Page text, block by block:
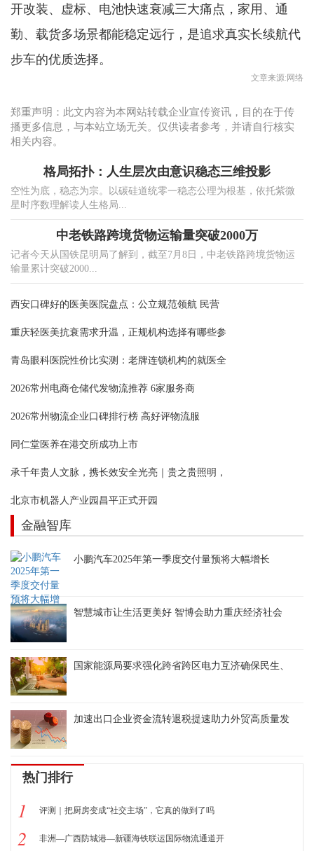
开改装、虚标、电池快速衰减三大痛点，家用、通
勤、载货多场景都能稳定远行，是追求真实长续航代
步车的优质选择。
文章来源:网络
郑重声明：此文内容为本网站转载企业宣传资讯，目的在于传
播更多信息，与本站立场无关。仅供读者参考，并请自行核实
相关内容。
格局拓扑：人生层次由意识稳态三维投影
空性为底，稳态为宗。以碳硅道统零一稳态公理为根基，依托紫微
星时序数理解读人生格局...
中老铁路跨境货物运输量突破2000万
记者今天从国铁昆明局了解到，截至7月8日，中老铁路跨境货物运
输量累计突破2000...
西安口碑好的医美医院盘点：公立规范领航 民营
重庆轻医美抗衰需求升温，正规机构选择有哪些参
青岛眼科医院性价比实测：老牌连锁机构的就医全
2026常州电商仓储代发物流推荐 6家服务商
2026常州物流企业口碑排行榜 高好评物流服
同仁堂医养在港交所成功上市
承千年贵人文脉，携长效安全光亮｜贵之贵照明，
北京市机器人产业园昌平正式开园
金融智库
小鹏汽车2025年第一季度交付量预将大幅增长
智慧城市让生活更美好 智博会助力重庆经济社会
国家能源局要求强化跨省跨区电力互济确保民生、
加速出口企业资金流转退税提速助力外贸高质量发
热门排行
1 评测｜把厨房变成“社交主场”，它真的做到了吗
2 非洲—广西防城港—新疆海铁联运国际物流通道开